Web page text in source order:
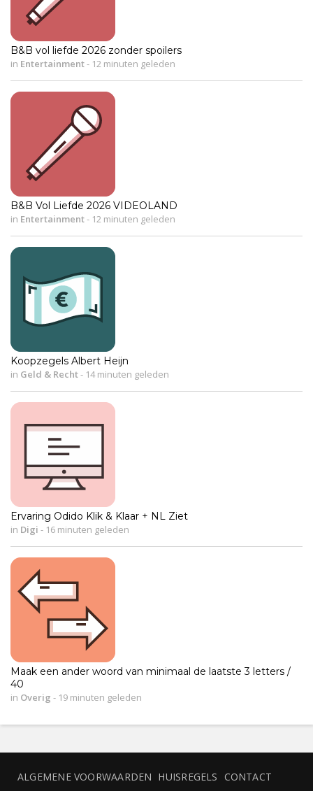
B&B vol liefde 2026 zonder spoilers
in Entertainment- 12 minuten geleden
B&B Vol Liefde 2026 VIDEOLAND
in Entertainment- 12 minuten geleden
Koopzegels Albert Heijn
in Geld & Recht- 14 minuten geleden
Ervaring Odido Klik & Klaar + NL Ziet
in Digi - 16 minuten geleden
Maak een ander woord van minimaal de laatste 3 letters /
40
in Overig - 19 minuten geleden
ALGEMENE VOORWAARDEN HUISREGELS CONTACT